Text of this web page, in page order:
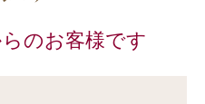
のお客様です